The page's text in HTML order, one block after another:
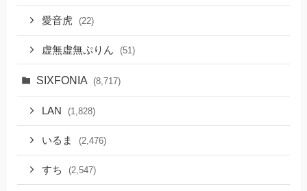
愛音虎 (22)
虚無虚無ぷりん (51)
SIXFONIA (8,717)
LAN (1,828)
いるま (2,476)
すち (2,547)